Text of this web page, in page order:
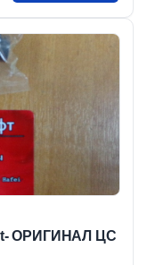
ОРИГИНАЛ ЦС